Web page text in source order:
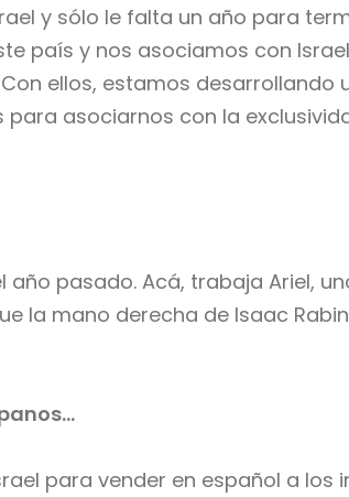
y sólo le falta un año para
país y nos asociamos con
ellos, estamos desarrollando
asociarnos con la
año pasado. Acá, trabaja Ariel,
la mano derecha de Isaac
para vender en español a